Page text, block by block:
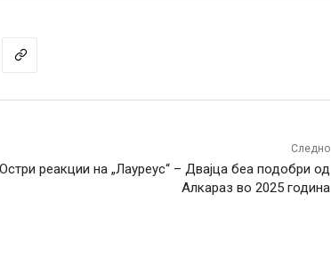
Следно
Остри реакции на „Лауреус“ – Двајца беа подобри од
Алкараз во 2025 година